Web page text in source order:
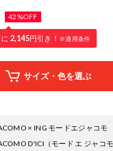
42%OFF
2,145円引き！ ※適用条件
サイズ・色を選ぶ
× ING モードエジャコモ
D'ICI （モード エ ジャコ